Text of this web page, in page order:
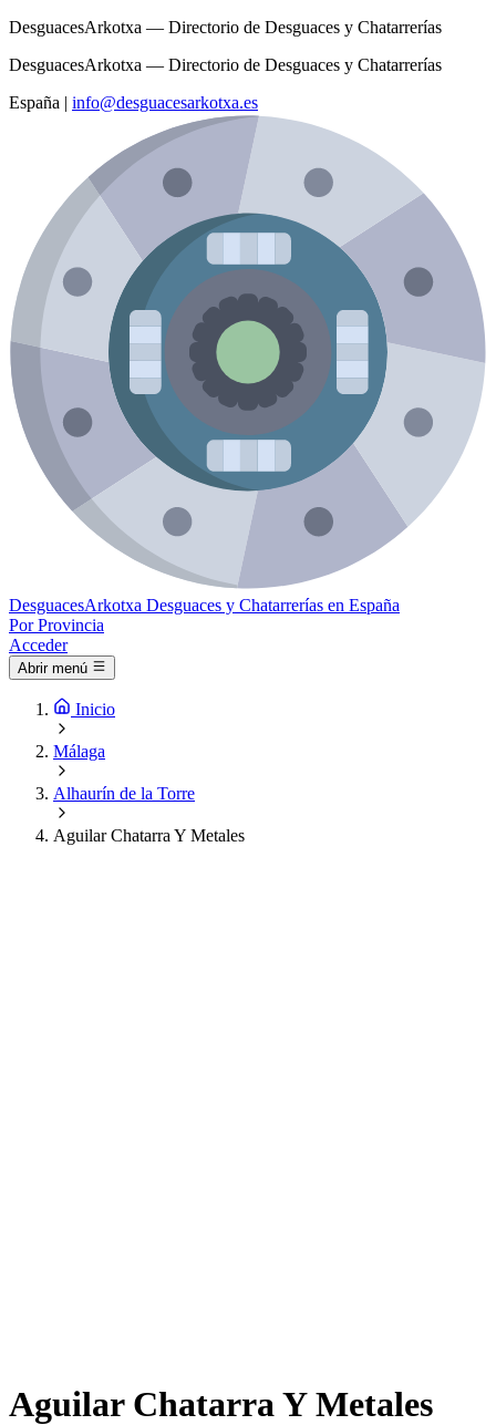
DesguacesArkotxa — Directorio de Desguaces y Chatarrerías
DesguacesArkotxa — Directorio de Desguaces y Chatarrerías
España | info@desguacesarkotxa.es
DesguacesArkotxa Desguaces y Chatarrerías en España
Por Provincia
Acceder
Abrir menú
Inicio
Málaga
Alhaurín de la Torre
Aguilar Chatarra Y Metales
Aguilar Chatarra Y Metales